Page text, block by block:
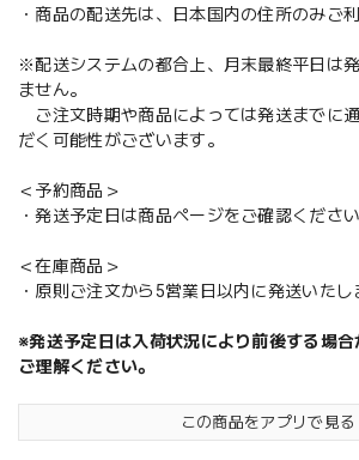
・商品の配送先は、日本国内の住所のみご
※配送システムの都合上、月末最終平日は
ません。
ご注文時期や商品によっては発送までに
だく可能性がございます。
＜予約商品＞
・発送予定日は商品ページをご確認ください
＜在庫商品＞
・原則ご注文から5営業日以内に発送いたし
※発送予定日は入荷状況により前後する場
ご理解ください。
この商品をアプリで見る